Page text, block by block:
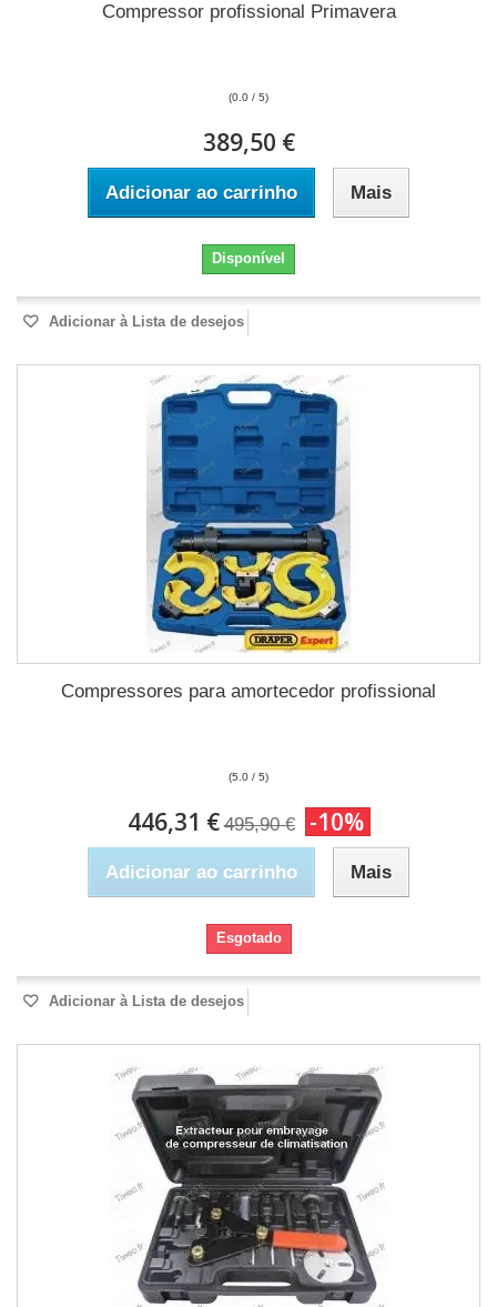
Compressor profissional Primavera
(0.0 / 5)
389,50 €
Adicionar ao carrinho Mais
Disponível
Adicionar à Lista de desejos
Compressores para amortecedor profissional
(5.0 / 5)
446,31 € 495,90 € -10%
Adicionar ao carrinho Mais
Esgotado
Adicionar à Lista de desejos